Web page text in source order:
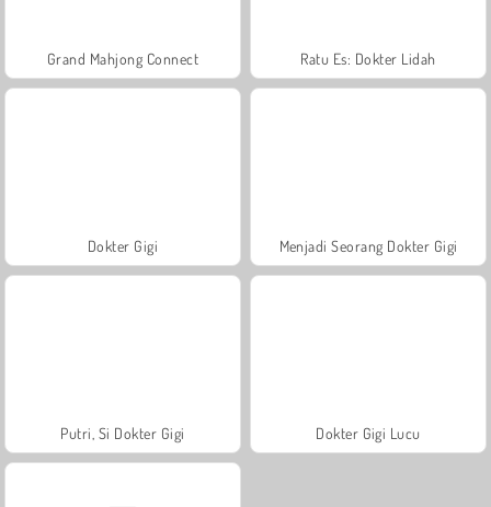
Grand Mahjong Connect Ratu Es: Dokter Lidah
Dokter Gigi Menjadi Seorang Dokter Gigi
Putri, Si Dokter Gigi Dokter Gigi Lucu